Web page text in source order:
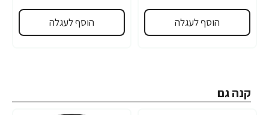
הוסף לעגלה הוסף לעגלה
קנה גם